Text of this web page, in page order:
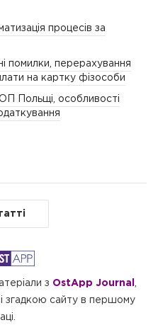
процесів за
помилки, перерахування
на картку фізособи
Польщі, особливості
з OstApp Journal ,
згадкою сайту в першому